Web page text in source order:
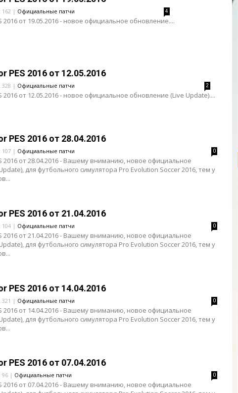
162 | Официальные патчи 4
2016 от 19.05.2016 - новое официальное обновление....
PES 2016 от 12.05.2016
328 | Официальные патчи 2
2016 от 12.05.2016 - новое официальное обновление (Live Update)....
PES 2016 от 28.04.2016
107 | Официальные патчи 0
2016 от 28.04.2016 - Вашему вниманию, новое официальное
для футбольного симулятора Pro Evolution Soccer 2016, тем у
PES 2016 от 21.04.2016
104 | Официальные патчи 0
2016 от 21.04.2016 - Вашему вниманию, новое официальное
для футбольного симулятора Pro Evolution Soccer 2016, тем у
PES 2016 от 14.04.2016
321 | Официальные патчи 0
2016 от 14.04.2016 - Вашему вниманию, новое официальное
для футбольного симулятора Pro Evolution Soccer 2016, тем у
PES 2016 от 07.04.2016
96 | Официальные патчи 0
2016 от 07.04.2016 - Вашему вниманию, новое официальное